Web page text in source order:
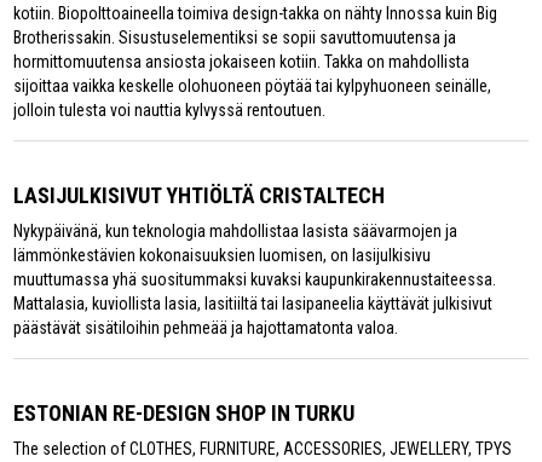
kotiin. Biopolttoaineella toimiva design-takka on nähty Innossa kuin Big
Brotherissakin. Sisustuselementiksi se sopii savuttomuutensa ja
hormittomuutensa ansiosta jokaiseen kotiin. Takka on mahdollista
sijoittaa vaikka keskelle olohuoneen pöytää tai kylpyhuoneen seinälle,
jolloin tulesta voi nauttia kylvyssä rentoutuen.
LASIJULKISIVUT YHTIÖLTÄ CRISTALTECH
Nykypäivänä, kun teknologia mahdollistaa lasista säävarmojen ja
lämmönkestävien kokonaisuuksien luomisen, on lasijulkisivu
muuttumassa yhä suositummaksi kuvaksi kaupunkirakennustaiteessa.
Mattalasia, kuviollista lasia, lasitiiltä tai lasipaneelia käyttävät julkisivut
päästävät sisätiloihin pehmeää ja hajottamatonta valoa.
ESTONIAN RE-DESIGN SHOP IN TURKU
The selection of CLOTHES, FURNITURE, ACCESSORIES, JEWELLERY, TPYS